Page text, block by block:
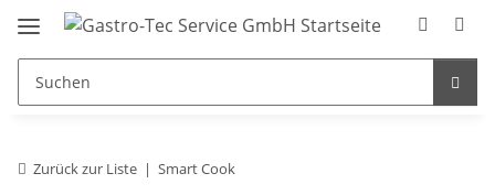
Zurück zur Liste Smart Cook